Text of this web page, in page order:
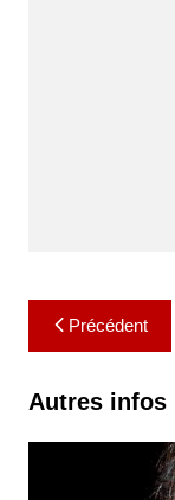
Navigation
de
l’article
Précédent
Autres infos